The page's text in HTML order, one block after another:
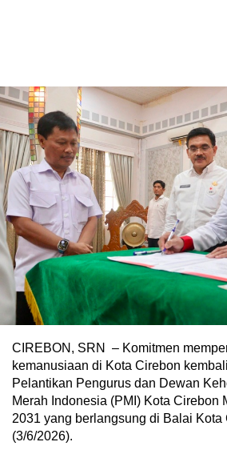
CIREBON, SRN – Komitmen
kemanusiaan di Kota Cirebon
Pelantikan Pengurus dan Dewan
Merah Indonesia (PMI) Kota Cirebon
2031 yang berlangsung di Balai Kota
(3/6/2026).